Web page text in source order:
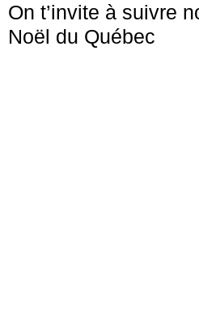
On t’invite à suivre
Noël du Québec